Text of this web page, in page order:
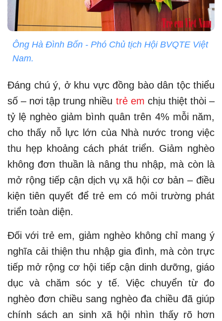
Ông Hà Đình Bốn - Phó Chủ tịch Hội BVQTE Việt
Nam.
Đáng chú ý, ở khu vực đồng bào dân tộc thiểu
số – nơi tập trung nhiều trẻ em chịu thiệt thòi –
tỷ lệ nghèo giảm bình quân trên 4% mỗi năm,
cho thấy nỗ lực lớn của Nhà nước trong việc
thu hẹp khoảng cách phát triển. Giảm nghèo
không đơn thuần là nâng thu nhập, mà còn là
mở rộng tiếp cận dịch vụ xã hội cơ bản – điều
kiện tiên quyết để trẻ em có môi trường phát
triển toàn diện.
Đối với trẻ em, giảm nghèo không chỉ mang ý
nghĩa cải thiện thu nhập gia đình, mà còn trực
tiếp mở rộng cơ hội tiếp cận dinh dưỡng, giáo
dục và chăm sóc y tế. Việc chuyển từ đo
nghèo đơn chiều sang nghèo đa chiều đã giúp
chính sách an sinh xã hội nhìn thấy rõ hơn